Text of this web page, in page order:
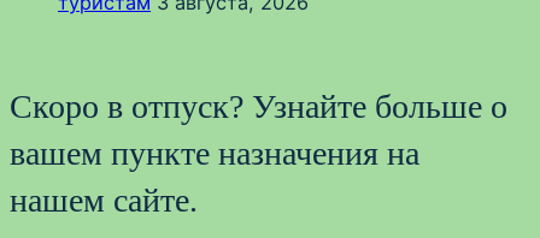
Скоро в отпуск? Узнайте больше о
вашем пункте назначения на
нашем сайте.